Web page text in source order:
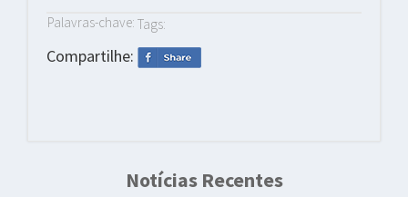
Palavras-chave: Tags:
Compartilhe:
Notícias Recentes